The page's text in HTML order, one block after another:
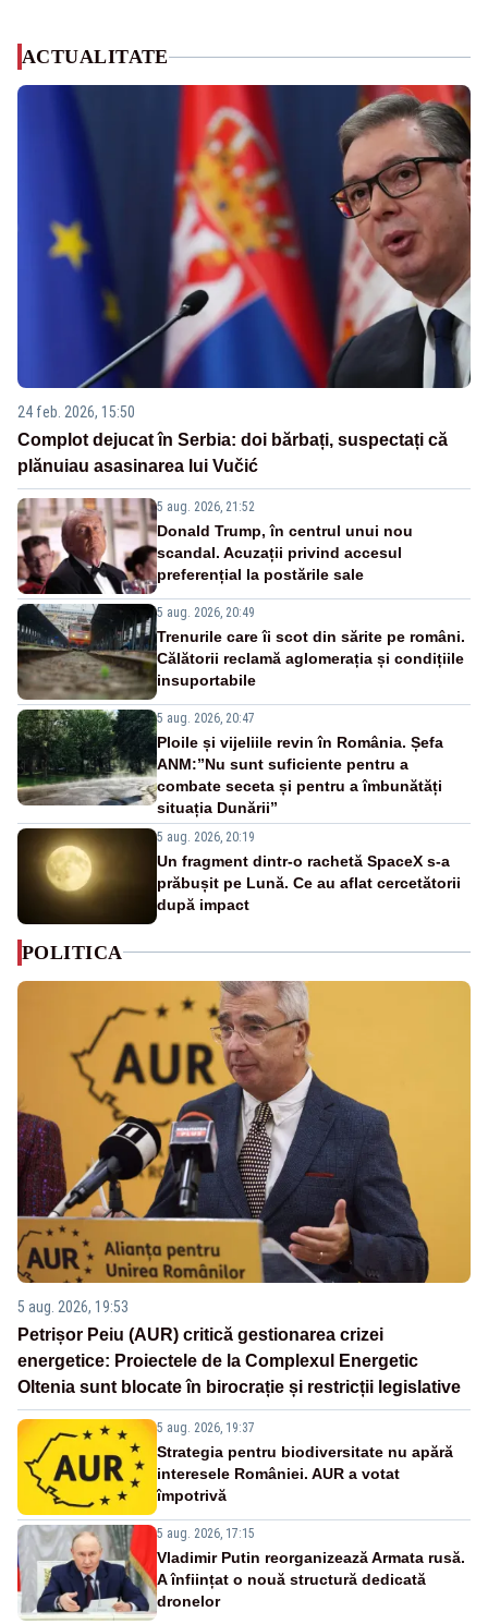
ACTUALITATE
24 feb. 2026, 15:50
Complot dejucat în Serbia: doi bărbați, suspectați că
plănuiau asasinarea lui Vučić
5 aug. 2026, 21:52
Donald Trump, în centrul unui nou
scandal. Acuzații privind accesul
preferențial la postările sale
5 aug. 2026, 20:49
Trenurile care îi scot din sărite pe români.
Călătorii reclamă aglomerația și condițiile
insuportabile
5 aug. 2026, 20:47
Ploile și vijeliile revin în România. Șefa
ANM:”Nu sunt suficiente pentru a
combate seceta și pentru a îmbunătăți
situația Dunării”
5 aug. 2026, 20:19
Un fragment dintr-o rachetă SpaceX s-a
prăbușit pe Lună. Ce au aflat cercetătorii
după impact
POLITICA
5 aug. 2026, 19:53
Petrișor Peiu (AUR) critică gestionarea crizei
energetice: Proiectele de la Complexul Energetic
Oltenia sunt blocate în birocrație și restricții legislative
5 aug. 2026, 19:37
Strategia pentru biodiversitate nu apără
interesele României. AUR a votat
împotrivă
5 aug. 2026, 17:15
Vladimir Putin reorganizează Armata rusă.
A înființat o nouă structură dedicată
dronelor